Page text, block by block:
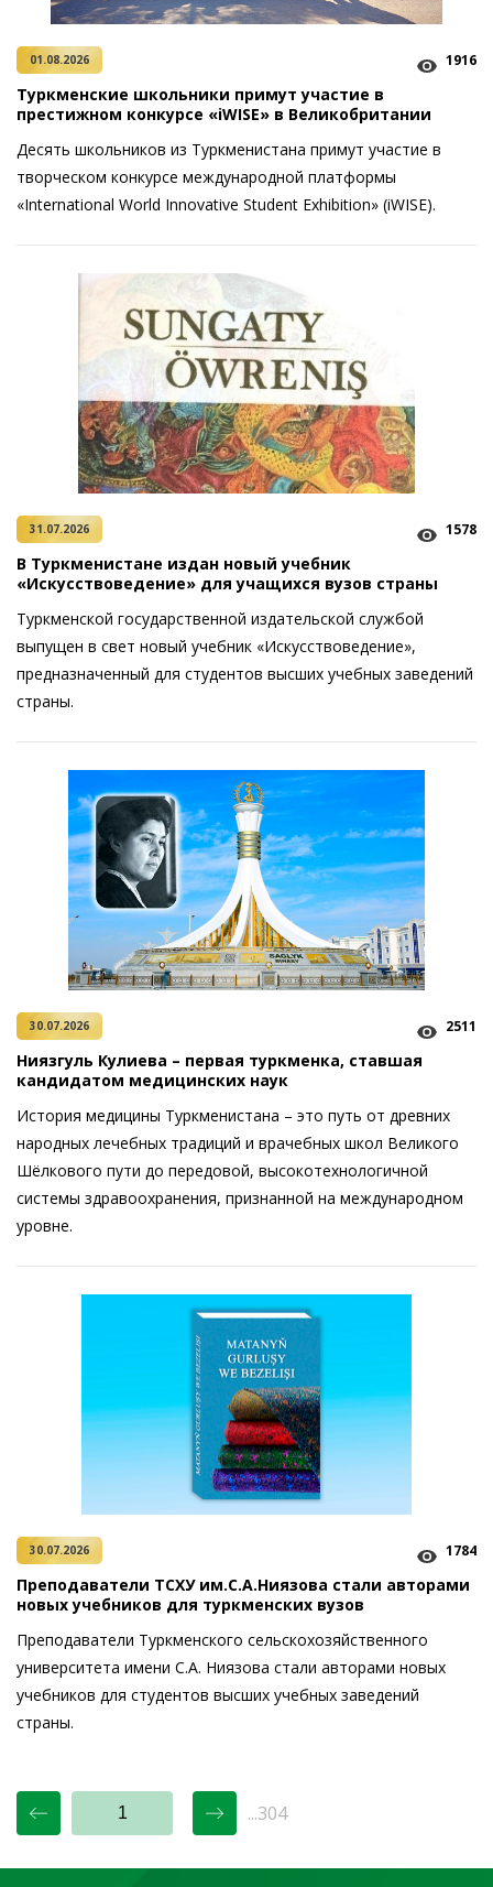
01.08.2026 1916
Туркменские школьники примут участие в
престижном конкурсе «iWISE» в Великобритании
Десять школьников из Туркменистана примут участие в
творческом конкурсе международной платформы
«International World Innovative Student Exhibition» (iWISE).
31.07.2026 1578
В Туркменистане издан новый учебник
«Искусствоведение» для учащихся вузов страны
Туркменской государственной издательской службой
выпущен в свет новый учебник «Искусствоведение»,
предназначенный для студентов высших учебных заведений
страны.
30.07.2026 2511
Ниязгуль Кулиева – первая туркменка, ставшая
кандидатом медицинских наук
История медицины Туркменистана – это путь от древних
народных лечебных традиций и врачебных школ Великого
Шёлкового пути до передовой, высокотехнологичной
системы здравоохранения, признанной на международном
уровне.
30.07.2026 1784
Преподаватели ТСХУ им.С.А.Ниязова стали авторами
новых учебников для туркменских вузов
Преподаватели Туркменского сельскохозяйственного
университета имени С.А. Ниязова стали авторами новых
учебников для студентов высших учебных заведений
страны.
...304